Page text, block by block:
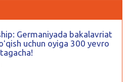
Germaniyada bakalavriat
uchun oyiga 300 yevro